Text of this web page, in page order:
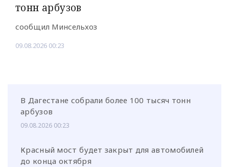
тонн арбузов
сообщил Минсельхоз
09.08.2026 00:23
В Дагестане собрали более 100 тысяч тонн
арбузов
09.08.2026 00:23
Красный мост будет закрыт для автомобилей
до конца октября